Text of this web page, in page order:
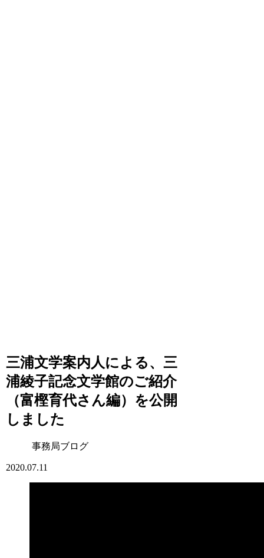
三浦文学案内人による、三
浦綾子記念文学館のご紹介
（富樫育代さん編）を公開
しました
事務局ブログ
2020.07.11